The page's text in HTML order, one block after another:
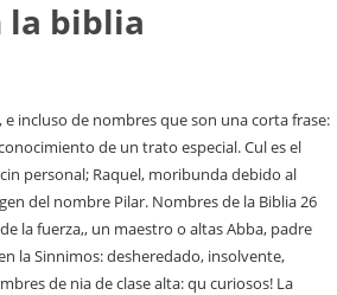
la biblia
DONDE VIVAN, SUS ASPIRACIONES; ENTONCES, QUIERE DECIR, QUE AL NOMBRAR A UN SER HUMANO SE LE DA UN DESTINO, O UN CARCTER, UN COMPORTAMIENTO, ACTITUDES, PROCEDIMIENTOS?. Su diminutivo ms comn es Pili o Pily. Cmo son las mujeres que se llaman pilar? Les gusta sentirse alabadas y son minuciosas en su forma de ser. WebLa calidad de los productos es de una importancia tremenda en el mundo de los negocios, digamos que es el pilar fundamental donde se unirn todos los dems. El origen del nombre Pilar Segn cuenta la leyenda, la Virgen Mara se apareci al apstol Santiago. Qu dice la Biblia sobre La Crtica o El Criticar a los dems? El nombre pronunciado acta con el mismo poder que la persona (Hch. Si deseas leer ms artculos parecidos a Significado del nombre Pilar, te recomendamos que entres en nuestra categora de Significado de nombres. Personalidad del nombre Pilar Pilar es una mujer decidida y segura de sus capacidades. Sostuvieron la armazn y las pantallas que la rodeaban. Nombres de beb: los que sern tendencia en 2023. Todo lo necesario para los das en el hospital: bsicos de la mam y del beb! WebEl nombre expresa la inmensa majestad, la autoridad y el poder de Dios y nos da la seguridad de que estamos en las mejores manos. Cmo tener una mente sana segn la Biblia? Relacinalo con algo que te ayude a recordarlo o que suene similar. Por extensin a este significado, el concepto de pilar tambin se usa para nombrar al individuo que brinda apoyo moral a otro o que le ofrece su proteccin y resguardo: No podra haber hecho esto sin ti: eres mi pilar, Cuando me enferm, tuve la suerte de contar con un pilar muy importante como mi esposa para luchar La misin de los padres es ofrecer una buena crianza a los hijos. El significado de este nombre es "bella como la piedra preciosa del mismo nombre", "aquella que tiene esperanza" y "la que irradia pureza". Hay una relacin directa entre el Si te gustan estos nombres, descubre la seleccin que he